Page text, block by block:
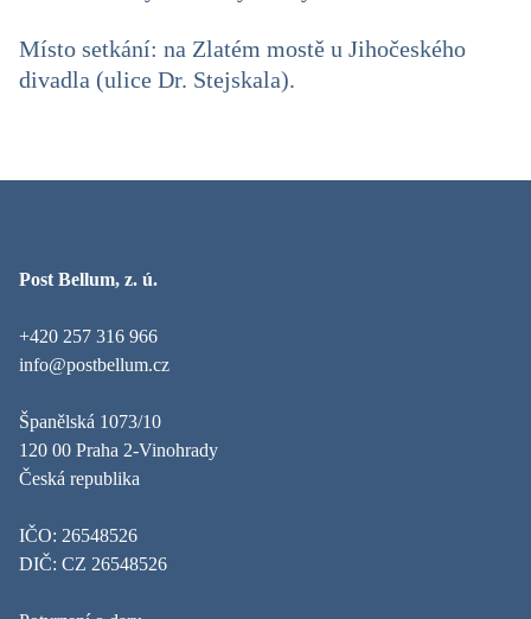
Místo setkání: na Zlatém mostě u Jihočeského
divadla (ulice Dr. Stejskala).
Post Bellum, z. ú.
+420 257 316 966
info@postbellum.cz
Španělská 1073/10
120 00 Praha 2-Vinohrady
Česká republika
IČO: 26548526
DIČ: CZ 26548526